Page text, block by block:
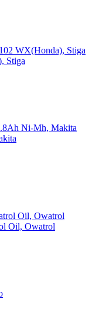
Stiga
Oil, Owatrol